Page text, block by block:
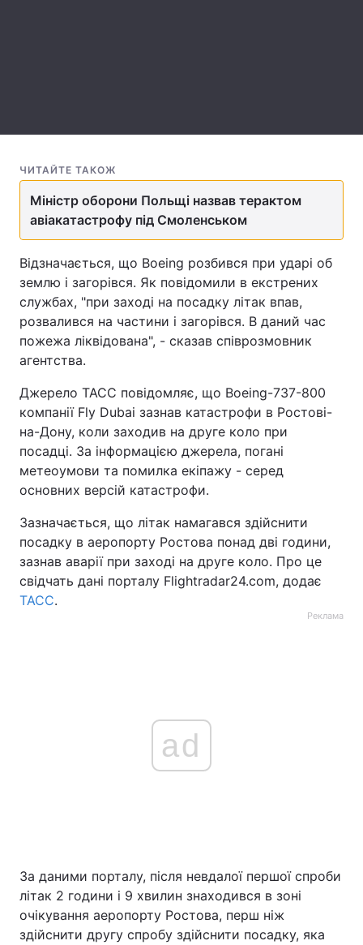
Інтерв'ю Думки
Архів
Контакти
Тема оформлення
ЧИТАЙТЕ ТАКОЖ
Міністр оборони Польщі назвав терактом
авіакатастрофу під Смоленськом
Відзначається, що Boeing розбився при ударі об
землю і загорівся. Як повідомили в екстрених
службах, "при заході на посадку літак впав,
розвалився на частини і загорівся. В даний час
пожежа ліквідована", - сказав співрозмовник
агентства.
Джерело ТАСС повідомляє, що Boeing-737-800
компанії Fly Dubai зазнав катастрофи в Ростові-
на-Дону, коли заходив на друге коло при
посадці. За інформацією джерела, погані
метеоумови та помилка екіпажу - серед
основних версій катастрофи.
Зазначається, що літак намагався здійснити
посадку в аеропорту Ростова понад дві години,
зазнав аварії при заході на друге коло. Про це
свідчать дані порталу Flightradar24.com, додає
ТАСС.
Реклама
ad
За даними порталу, після невдалої першої спроби
літак 2 години і 9 хвилин знаходився в зоні
очікування аеропорту Ростова, перш ніж
здійснити другу спробу здійснити посадку, яка